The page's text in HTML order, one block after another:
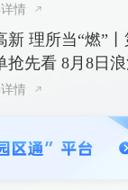
情
新 理所当“燃”
歌单抢先看 8月
情